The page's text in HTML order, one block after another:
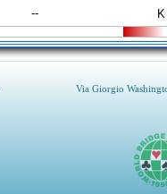
-- K
Via Giorgio